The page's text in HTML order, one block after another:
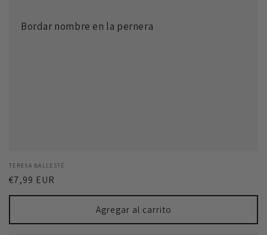
Bordar nombre en la pernera
Proveedor:
TERESA BALLESTÉ
Precio
habitual
€7,99 EUR
Agregar al carrito